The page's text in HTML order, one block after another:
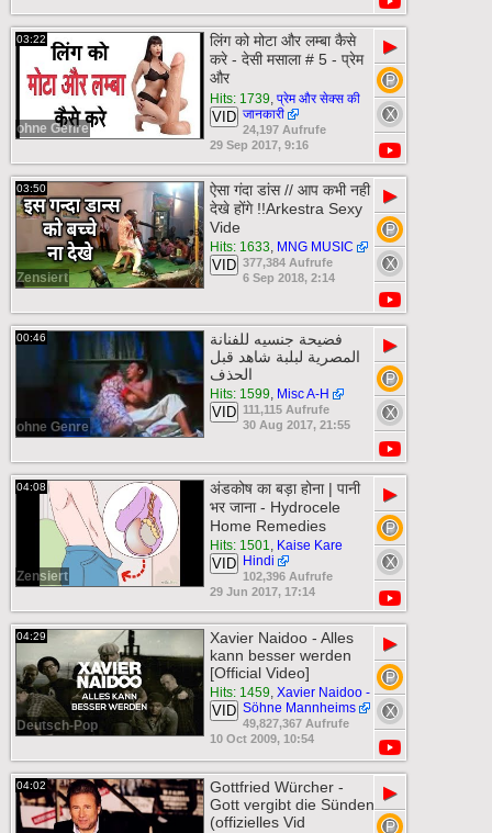
03:22
ohne Genre
लिंग को मोटा और लम्बा कैसे
करे - देसी मसाला # 5 - प्रेम
और
Hits: 1739, प्रेम और सेक्स की
जानकारी
VID
24,197 Aufrufe
29 Sep 2017, 9:16
▶
03:50
Zensiert
ऐसा गंदा डांस // आप कभी नही
देखे होंगे !!Arkestra Sexy
Vide
Hits: 1633, MNG MUSIC
VID 377,384 Aufrufe
6 Sep 2018, 2:14
▶
00:46
ohne Genre
فضيحة جنسيه للفنانة
المصرية لبلبة شاهد قبل
الحذف
Hits: 1599, Misc A-H
VID 111,115 Aufrufe
30 Aug 2017, 21:55
▶
04:08
Zensiert
अंडकोष का बड़ा होना | पानी
भर जाना - Hydrocele
Home Remedies
Hits: 1501, Kaise Kare
Hindi
VID
102,396 Aufrufe
29 Jun 2017, 17:14
▶
04:29
Deutsch-Pop
Xavier Naidoo - Alles
kann besser werden
[Official Video]
Hits: 1459, Xavier Naidoo -
Söhne Mannheims
VID
49,827,367 Aufrufe
10 Oct 2009, 10:54
▶
04:02
Gottfried Würcher -
Gott vergibt die Sünden
(offizielles Vid
▶